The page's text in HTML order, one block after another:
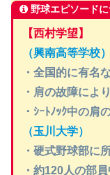
野球エピソード
【西村学望】
（興南高等学校）
・全国的に有名
・肩の故障によ
・ｼｰﾄﾉｯｸ中の肩
（玉川大学）
・硬式野球部に
・約120人の部